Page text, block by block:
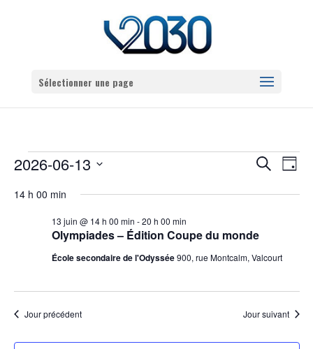
Sélectionner une page
ÉVÈNEMENTS
13
RECHERCHE
NAVIGATION
VUES
Recherche
DE
VUES
Jour
2026-06-13
14 h 00 min
Olympiades – Édition Coupe du monde
13 juin @ 14 h 00 min -20 h 00 min
École secondaire de l'Odyssée900, rue Montcalm, Valcourt
Jour précédent Jour suivant